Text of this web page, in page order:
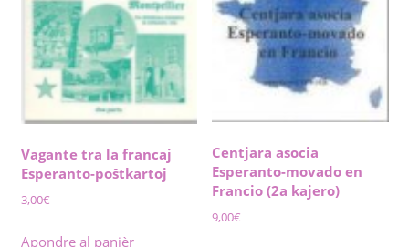
Vagante tra la francaj
Esperanto-poŝtkartoj
3,00€
Apondre al panièr
Centjara asocia
Esperanto-movado en
Francio (2a kajero)
9,00€